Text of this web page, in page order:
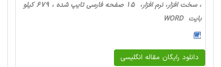
، سخت ‌افزار، نرم افزار، 15 صفحه فارسی تایپ شده ، 679 کیلو
بایت WORD
دانلود رایگان مقاله انگلیسی